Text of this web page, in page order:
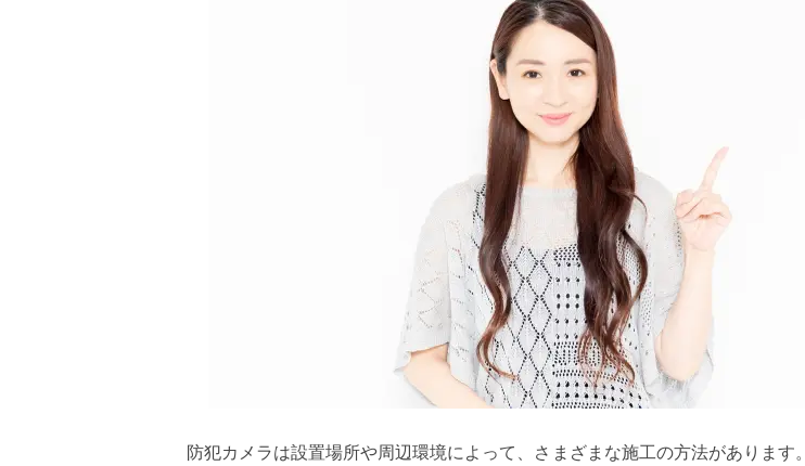
防犯カメラは設置場所や周辺環境によって、さまざまな施工の方法があります。